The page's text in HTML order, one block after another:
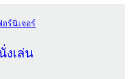
ร์นิเจอร์
งเล่น